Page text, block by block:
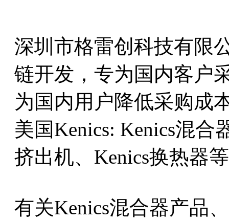
深圳市格雷创科技有限
链开发，专为国内客户
为国内用户降低采购成
美国Kenics: Kenics混合
挤出机、Kenics换热器
有关Kenics混合器产品